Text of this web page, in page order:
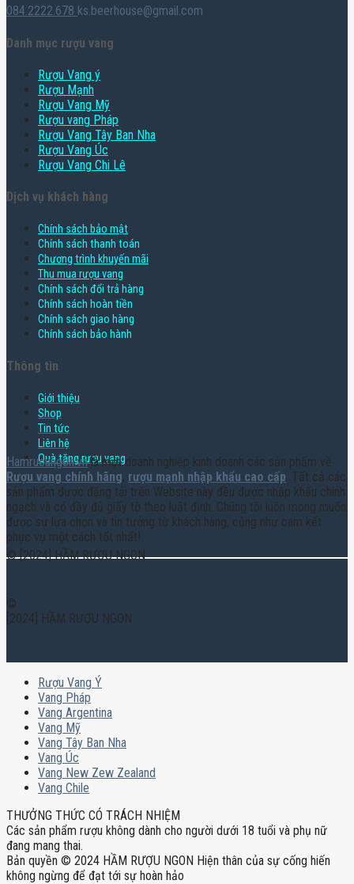
084.2222.678 ks.beerhouse@gmail.com
Danh mục rượu vang
Rượu Vang ý
Rượu Mạnh
Rượu Vang Mỹ
Rượu vang Pháp
Rượu Vang Tây Ban Nha
Rượu Vang Úc
Rượu Vang Chi Lê
Dịch vụ khách hàng
Chính sách bảo mật
Chính sách thanh toán
Chương trình khuyến mãi
Thu mua rượu vang
Chính sách đổi trả hàng
Chính sách hoàn tiền
Chính sách giao hàng
Chính sách bảo hành
Thông tin
Giới thiệu
Shop
Tin tức
Liên hệ
Quà tặng rượu vang
Hamruoungon.vnlà một doanh nghiệp kinh doanh các sản phẩm về
Rượu vang chính hãng, rượu mạnh nhập khẩu cao cấp. Tất cả các
sản phẩm được đăng tải trên Website này đều được nhập khẩu chính
ngạch và có đầy đủ giấy tờ theo luật định. Chúng tôi luôn mong muốn
được sự lựa chọn và tin tưởng từ khách hàng, cũng như cam kết
phục vụ một cách tốt nhất!
© [2024] HẦM RƯỢU NGON
©
[2024] HẦM RƯỢU NGON
Rượu Vang Ý
Vang Pháp
Vang Argentina
Vang Mỹ
Vang Tây Ban Nha
Vang Úc
Vang New Zew Zealand
Vang Chile
THƯỞNG THỨC CÓ TRÁCH NHIỆM
Các sản phẩm rượu không dành cho người dưới 18 tuổi và phụ nữ
đang mang thai.
Bản quyền © 2024 HẦM RƯỢU NGON Hiện thân của sự cống hiến
không ngừng để đạt tới sự hoàn hảo